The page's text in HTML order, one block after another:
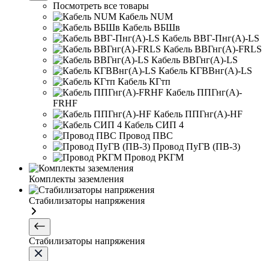
Посмотреть все товары
Кабель NUM
Кабель ВБШв
Кабель ВВГ-Пнг(А)-LS
Кабель ВВГнг(А)-FRLS
Кабель ВВГнг(А)-LS
Кабель КГВВнг(А)-LS
Кабель КГтп
Кабель ППГнг(А)-
FRHF
Кабель ППГнг(А)-HF
Кабель СИП 4
Провод ПВС
Провод ПуГВ (ПВ-3)
Провод РКГМ
Комплекты заземления
Стабилизаторы напряжения
Стабилизаторы напряжения